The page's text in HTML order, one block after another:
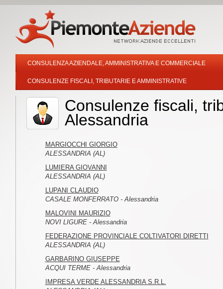
CONSULENZA AZIENDALE, AMMINISTRATIVA E COMMERCIALE
CONSULENZE FISCALI, TRIBUTARIE E AMMINISTRATIVE
Consulenze fiscali,
Alessandria
MARGIOCCHI GIORGIO
ALESSANDRIA (AL)
LUMIERA GIOVANNI
ALESSANDRIA (AL)
LUPANI CLAUDIO
CASALE MONFERRATO - Alessandria
MALOVINI MAURIZIO
NOVI LIGURE - Alessandria
FEDERAZIONE PROVINCIALE COLTIVATORI DIRETTI
ALESSANDRIA (AL)
GARBARINO GIUSEPPE
ACQUI TERME - Alessandria
IMPRESA VERDE ALESSANDRIA S.R.L.